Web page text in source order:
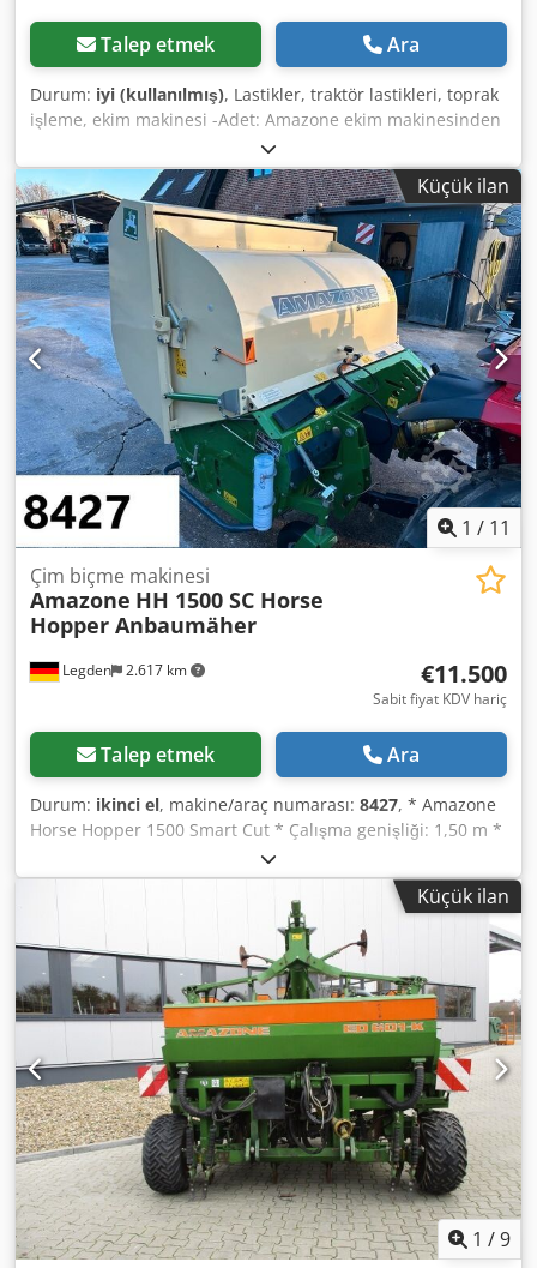
Talep etmek Ara
Durum: iyi (kullanılmış), Lastikler, traktör lastikleri, toprak
işleme, ekim makinesi -Adet: Amazone ekim makinesinden
3 adet lastik -Lastik ölçüsü -Göbek: Ø 40 mm -Ölçü: Ø 750
Dwodpfx Aeb A E Ufegyoa -Toplam fiyat: 3 lastik için -
Ağırlık: 51 kg/adet
Küçük ilan
1 / 11
Legden 2.617 km
Çim biçme makinesi
Amazone HH 1500 SC Horse
Hopper Anbaumäher
€11.500
Sabit fiyat KDV hariç
Talep etmek Ara
Durum: ikinci el, makine/araç numarası: 8427, * Amazone
Horse Hopper 1500 Smart Cut * Çalışma genişliği: 1,50 m *
1.500 l toplama haznesi kapasitesi * Traktör 3-nokta askı
sistemi * H60 bıçak sistemi * Destek tekerlekleri Dwedpjrhy
H Refx Agysa * Malç donanımı * Serbest tekerlekli şaft *
Hidrolik taban boşaltmalı toplama haznesi * Dönüş hızı:
2.650 dev/dak * Doluluk göstergesi -----Dahili araç
numarası: 8427 WhatsApp desteği mevcut! Makine
hakkında sorularınız veya daha fazla bilgi için bize kolayca
WhatsApp üzerinden ulaşabilirsiniz. Whatsapp Whatsapp -
---Hatalar ve ara satış hakkı saklıdır.
Küçük ilan
1 /9